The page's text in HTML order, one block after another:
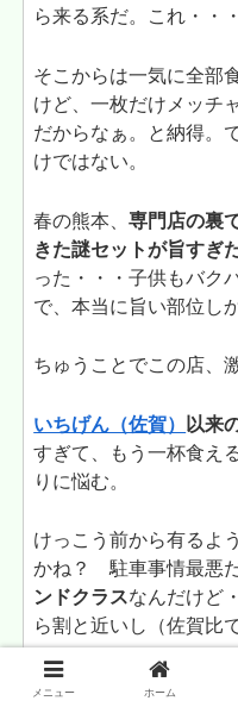
ら来る系だ。これ・・・
そこからは一気に全部
けど、一枚だけメッチ
だからなぁ。と納得。
けではない。
春の熊本、専門店の裏
きた謎セットが旨すぎ
った・・・子供もバク
で、本当に旨い部位し
ちゅうことでこの店、
いちげん（佐賀） 以来
すぎて、もう一杯食え
りに悩む。
けっこう前から有るよ
かね？ 駐車事情最悪
ンドクラスなんだけど
ら割と近いし（佐賀比
ただ、何で味噌になっ
メニュー ホーム